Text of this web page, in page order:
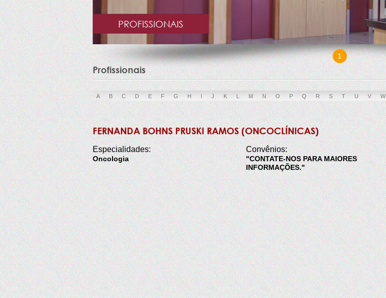
PROFISSIONAIS
1
Profissionais
A B C D E F G H I J K L M N O P Q R S T U V W
FERNANDA BOHNS PRUSKI RAMOS (ONCOCLÍNICAS)
Especialidades:
Oncologia
Convênios:
"CONTATE-NOS PARA MAIORES
INFORMAÇÕES."